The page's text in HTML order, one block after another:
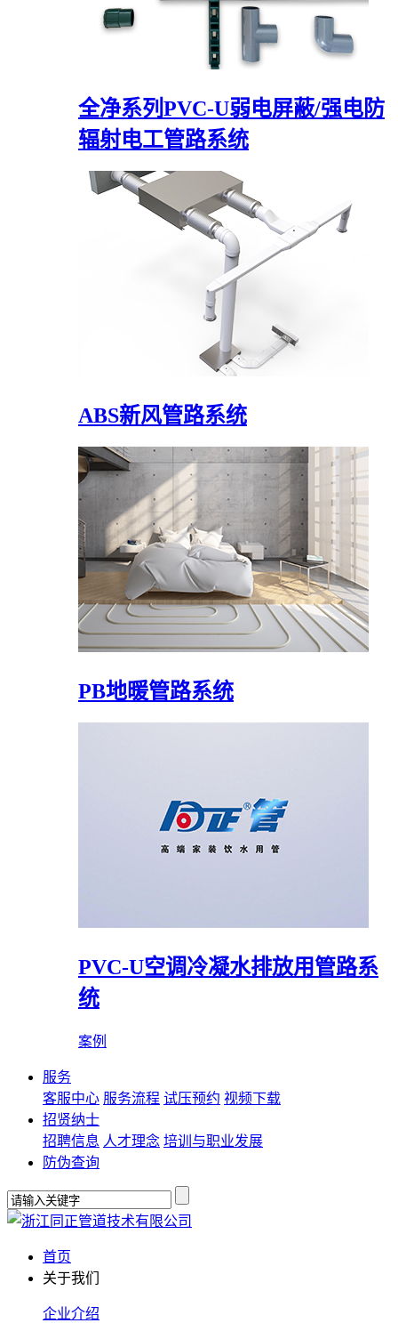
全净系列PVC-U弱电屏蔽/强电防
辐射电工管路系统
ABS新风管路系统
PB地暖管路系统
PVC-U空调冷凝水排放用管路系
统
案例
服务
客服中心 服务流程 试压预约 视频下载
招贤纳士
招聘信息 人才理念 培训与职业发展
防伪查询
首页
关于我们
企业介绍